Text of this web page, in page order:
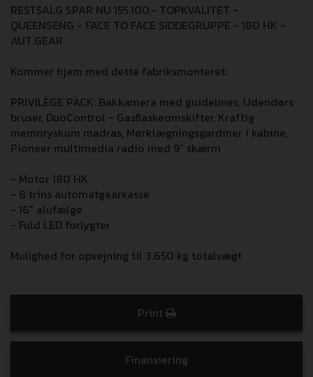
RESTSALG SPAR NU 155.100,- TOPKVALITET -
QUEENSENG - FACE TO FACE SIDDEGRUPPE - 180 HK -
AUT.GEAR
Kommer hjem med dette fabriksmonteret:
PRIVILÈGE PACK: Bakkamera med guidelines, Udendørs
bruser, DuoControl - Gasflaskeomskifter, Kraftig
memoryskum madras, Mørklægningsgardiner i kabine,
Pioneer multimedia radio med 9” skærm
- Motor 180 HK
- 8 trins automatgearkasse
- 16" alufælge
- Fuld LED forlygter
Mulighed for opvejning til 3.650 kg totalvægt
Print
Finansiering